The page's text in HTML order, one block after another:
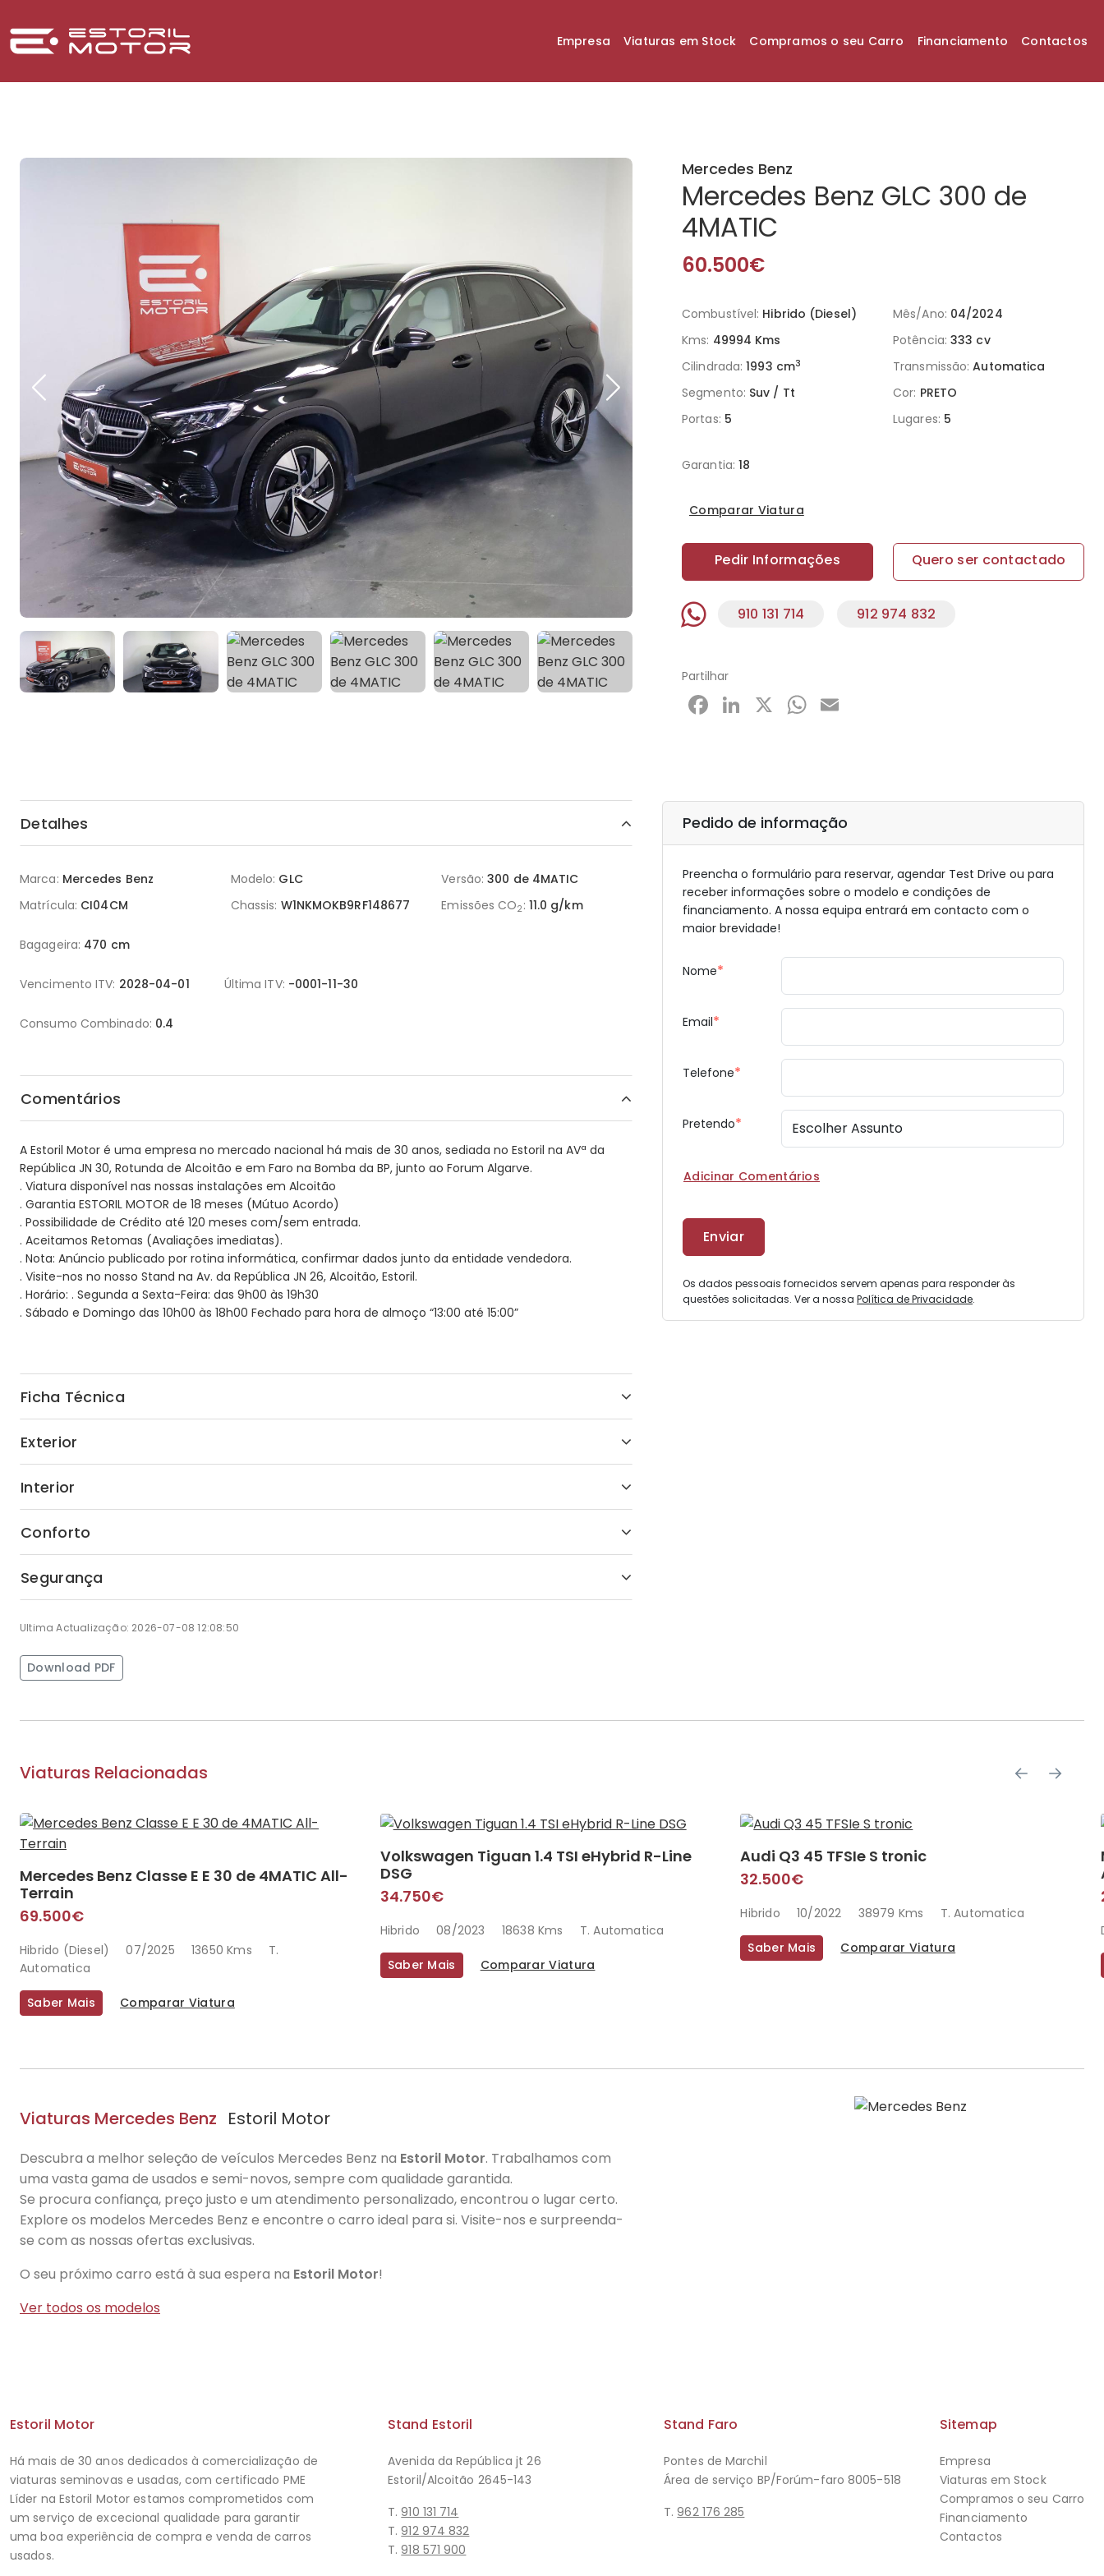
Empresa Viaturas em Stock Compramos o seu Carro Financiamento Contactos
Mercedes Benz
Mercedes Benz GLC 300 de
4MATIC
60.500€
Combustível: Hibrido (Diesel) Mês/Ano: 04/2024
Kms: 49994 Kms Potência: 333 cv
Cilindrada: 1993 cm3 Transmissão: Automatica
Segmento: Suv / Tt Cor: PRETO
Portas: 5 Lugares: 5
Garantia: 18
Comparar Viatura
Pedir Informações Quero ser contactado
910 131 714 912 974 832
Partilhar
Facebook
LinkedIn
X WhatsApp
Detalhes
Marca: Mercedes Benz Modelo: GLC Versão: 300 de 4MATIC
Matrícula: CI04CM Chassis: W1NKMOKB9RF148677 Emissões CO2: 11.0 g/km
Bagageira: 470 cm
Vencimento ITV: 2028-04-01 Última ITV: -0001-11-30
Consumo Combinado: 0.4
Comentários
A Estoril Motor é uma empresa no mercado nacional há mais de 30 anos, sediada no Estoril na AVª da
República JN 30, Rotunda de Alcoitão e em Faro na Bomba da BP, junto ao Forum Algarve.
. Viatura disponível nas nossas instalações em Alcoitão
. Garantia ESTORIL MOTOR de 18 meses (Mútuo Acordo)
. Possibilidade de Crédito até 120 meses com/sem entrada.
. Aceitamos Retomas (Avaliações imediatas).
. Nota: Anúncio publicado por rotina informática, confirmar dados junto da entidade vendedora.
. Visite-nos no nosso Stand na Av. da República JN 26, Alcoitão, Estoril.
. Horário: . Segunda a Sexta-Feira: das 9h00 às 19h30
. Sábado e Domingo das 10h00 às 18h00 Fechado para hora de almoço “13:00 até 15:00”
Ficha Técnica
Exterior
Interior
Conforto
Segurança
Ultima Actualização: 2026-07-08 12:08:50
Download PDF
Pedido de informação
Preencha o formulário para reservar, agendar Test Drive ou para
receber informações sobre o modelo e condições de
financiamento. A nossa equipa entrará em contacto com o
maior brevidade!
Nome*
Email*
Telefone*
Pretendo*
Adicinar Comentários
Os dados pessoais fornecidos servem apenas para responder às
questões solicitadas. Ver a nossa Política de Privacidade.
Viaturas Relacionadas
Mercedes Benz Classe E E 30 de 4MATIC All-
Terrain
69.500€
Hibrido (Diesel) 07/2025 13650 Kms
T.
Automatica
Saber Mais Comparar Viatura
Volkswagen Tiguan 1.4 TSI eHybrid R-Line
DSG
34.750€
Hibrido 08/2023 18638 Kms T. Automatica
Saber Mais Comparar Viatura
Audi Q3 45 TFSIe S tronic
32.500€
Hibrido 10/2022 38979 Kms T. Automatica
Saber Mais Comparar Viatura
Viaturas Mercedes Benz Estoril Motor
Descubra a melhor seleção de veículos Mercedes Benz na Estoril Motor. Trabalhamos com
uma vasta gama de usados e semi-novos, sempre com qualidade garantida.
Se procura confiança, preço justo e um atendimento personalizado, encontrou o lugar certo.
Explore os modelos Mercedes Benz e encontre o carro ideal para si. Visite-nos e surpreenda-
se com as nossas ofertas exclusivas.
O seu próximo carro está à sua espera na Estoril Motor!
Ver todos os modelos
Estoril Motor
Há mais de 30 anos dedicados à comercialização de
viaturas seminovas e usadas, com certificado PME
Líder na Estoril Motor estamos comprometidos com
um serviço de excecional qualidade para garantir
uma boa experiência de compra e venda de carros
usados.
Stand Estoril
Avenida da República jt 26
Estoril/Alcoitão 2645-143
T.910 131 714
T.912 974 832
T.918 571 900
Stand Faro
Pontes de Marchil
Área de serviço BP/Forúm-faro 8005-518
T.962 176 285
Sitemap
Empresa
Viaturas em Stock
Compramos o seu Carro
Financiamento
Contactos